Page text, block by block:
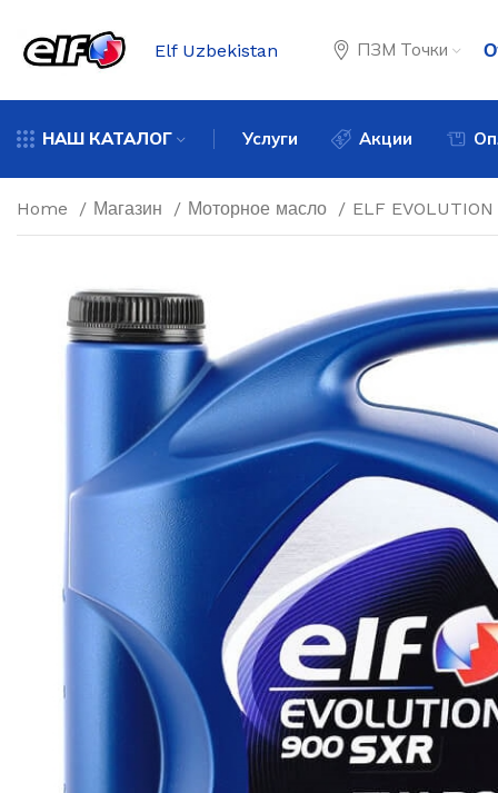
Elf Uzbekistan ПЗМ Точки
НАШ КАТАЛОГ Услуги Акции
Home Магазин Моторное масло ELF